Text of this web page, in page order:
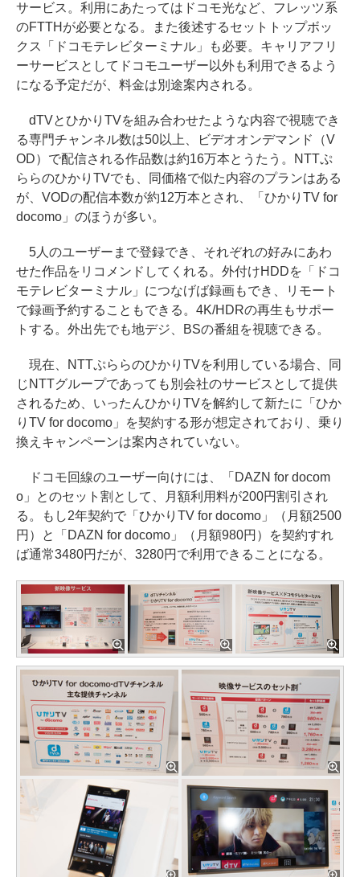
サービス。利用にあたってはドコモ光など、フレッツ系
のFTTHが必要となる。また後述するセットトップボッ
クス「ドコモテレビターミナル」も必要。キャリアフリ
ーサービスとしてドコモユーザー以外も利用できるよう
になる予定だが、料金は別途案内される。
dTVとひかりTVを組み合わせたような内容で視聴でき
る専門チャンネル数は50以上、ビデオオンデマンド（V
OD）で配信される作品数は約16万本とうたう。NTTぷ
ららのひかりTVでも、同価格で似た内容のプランはある
が、VODの配信本数が約12万本とされ、「ひかりTV for
docomo」のほうが多い。
5人のユーザーまで登録でき、それぞれの好みにあわ
せた作品をリコメンドしてくれる。外付けHDDを「ドコ
モテレビターミナル」につなげば録画もでき、リモート
で録画予約することもできる。4K/HDRの再生もサポー
トする。外出先でも地デジ、BSの番組を視聴できる。
現在、NTTぷららのひかりTVを利用している場合、同
じNTTグループであっても別会社のサービスとして提供
されるため、いったんひかりTVを解約して新たに「ひか
りTV for docomo」を契約する形が想定されており、乗り
換えキャンペーンは案内されていない。
ドコモ回線のユーザー向けには、「DAZN for docom
o」とのセット割として、月額利用料が200円割引され
る。もし2年契約で「ひかりTV for docomo」（月額2500
円）と「DAZN for docomo」（月額980円）を契約すれ
ば通常3480円だが、3280円で利用できることになる。